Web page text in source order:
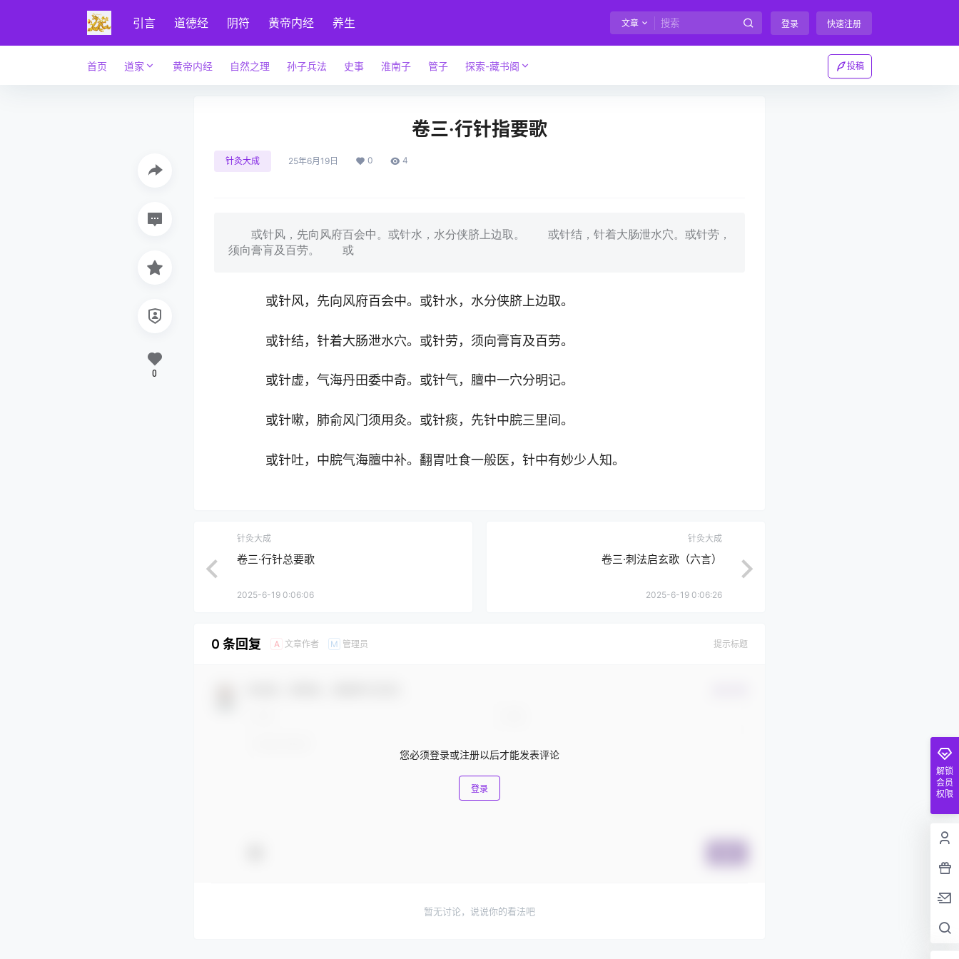
引言 道德经 阴符 黄帝内经 养生 文章 登录 快速注册
首页 道家 黄帝内经 自然之理 孙子兵法 史事 淮南子 管子 探索-藏书阁 投稿
卷三·行针指要歌
针灸大成 25年6月19日 0 4
或针风，先向风府百会中。或针水，水分侠脐上边取。 或针结，针着大肠泄水穴。或针劳，
须向膏肓及百劳。 或
或针风，先向风府百会中。或针水，水分侠脐上边取。
或针结，针着大肠泄水穴。或针劳，须向膏肓及百劳。
或针虚，气海丹田委中奇。或针气，膻中一穴分明记。
或针嗽，肺俞风门须用灸。或针痰，先针中脘三里间。
或针吐，中脘气海膻中补。翻胃吐食一般医，针中有妙少人知。
0
针灸大成
卷三·行针总要歌
2025-6-19 0:06:06
针灸大成
卷三·刺法启玄歌（六言）
2025-6-19 0:06:26
0 条回复 A 文章作者 M 管理员 提示标题
您必须登录或注册以后才能发表评论
登录
暂无讨论，说说你的看法吧
解锁
会员
权限